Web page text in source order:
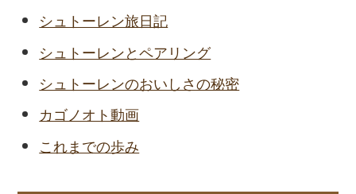
シュトーレン旅日記
シュトーレンとペアリング
シュトーレンのおいしさの秘密
カゴノオト動画
これまでの歩み